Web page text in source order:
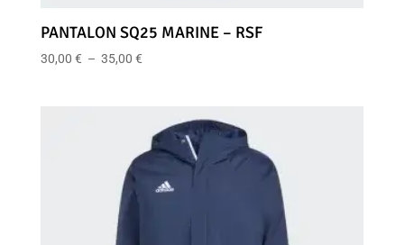
PANTALON SQ25 MARINE – RSF
30,00 € – 35,00 €Plage
30,00 €
35,00 €